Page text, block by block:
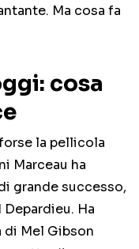
Ma cosa fa
cosa
la pellicola
Marceau ha
grande successo,
Ha
Mel Gibson